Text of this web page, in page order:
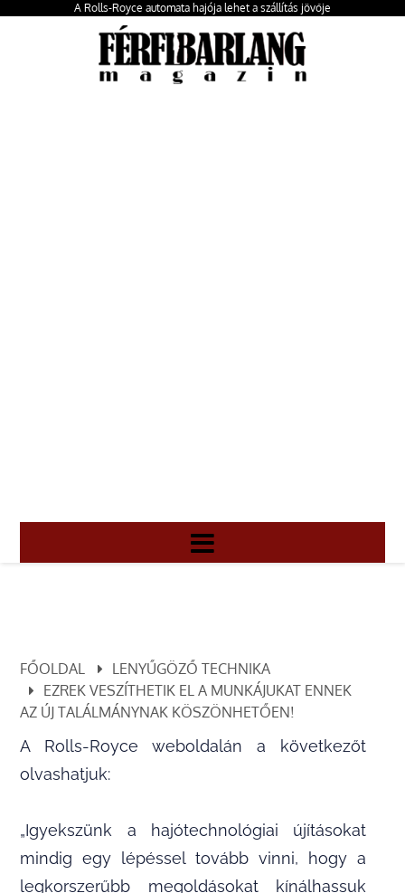
A Rolls-Royce automata hajója lehet a szállítás jövője
FŐOLDAL
LENYŰGÖZŐ TECHNIKA
EZREK VESZÍTHETIK EL A MUNKÁJUKAT ENNEK
AZ ÚJ TALÁLMÁNYNAK KÖSZÖNHETŐEN!
A Rolls-Royce weboldalán a következőt
olvashatjuk:
„Igyekszünk a hajótechnológiai újításokat
mindig egy lépéssel tovább vinni, hogy a
legkorszerűbb megoldásokat kínálhassuk